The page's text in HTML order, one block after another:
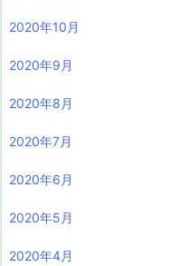
2020年10月
2020年9月
2020年8月
2020年7月
2020年6月
2020年5月
2020年4月